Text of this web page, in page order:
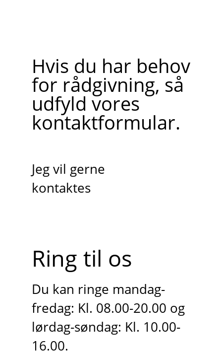
Hvis du har behov
for rådgivning, så
udfyld vores
kontaktformular.
Jeg vil gerne
kontaktes
Ring til os
Du kan ringe mandag-
fredag: Kl. 08.00-20.00 og
lørdag-søndag: Kl. 10.00-
16.00.